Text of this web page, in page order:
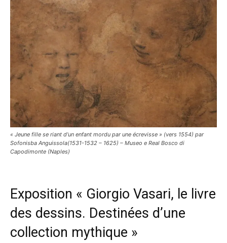
« Jeune fille se riant d’un enfant mordu par une écrevisse » (vers 1554) par
Sofonisba Anguissola(1531-1532 – 1625) – Museo e Real Bosco di
Capodimonte (Naples)
Exposition « Giorgio Vasari, le livre
des dessins. Destinées d’une
collection mythique »